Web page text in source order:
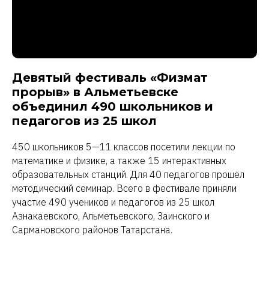
Девятый фестиваль «Физмат
прорыв» в Альметьевске
объединил 490 школьников и
педагогов из 25 школ
450 школьников 5—11 классов посетили лекции по
математике и физике, а также 15 интерактивных
образовательных станций. Для 40 педагогов прошёл
методический семинар. Всего в фестивале приняли
участие 490 учеников и педагогов из 25 школ
Азнакаевского, Альметьевского, Заинского и
Сармановского районов Татарстана.